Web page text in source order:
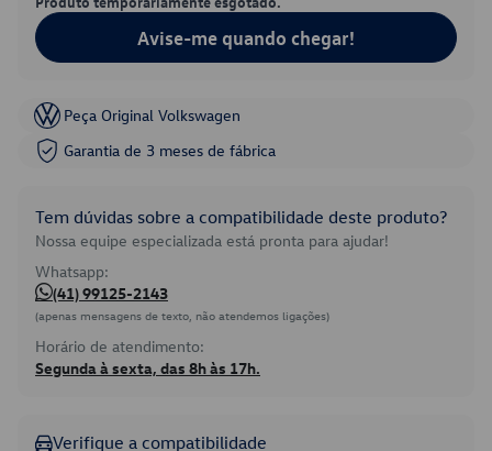
Avise-me quando chegar!
Peça Original Volkswagen
Garantia de 3 meses de fábrica
Tem dúvidas sobre a compatibilidade deste produto?
Nossa equipe especializada está pronta para ajudar!
Whatsapp:
(41) 99125-2143
(apenas mensagens de texto, não atendemos ligações)
Horário de atendimento:
Segunda à sexta, das 8h às 17h.
Verifique a compatibilidade